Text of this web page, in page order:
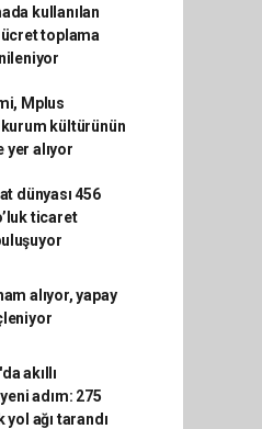
kullanılan
toplama
Mplus
kurum kültürünün
yer alıyor
dünyası 456
ticaret
alıyor, yapay
akıllı
adım: 275
ağı tarandı